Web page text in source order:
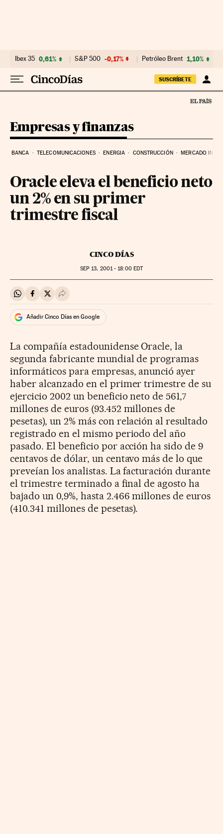
Ibex 35 0,61% S&P 500 -0,17% Petróleo Brent 1,10%
SUSCRÍBETE
Empresas y finanzas
BANCA TELECOMUNICACIONES ENERGIA CONSTRUCCIÓN MERCADO
Oracle eleva el beneficio neto
un 2% en su primer
trimestre fiscal
CINCO DÍAS
SEP 13, 2001 - 18:00EDT
Compartir en Whatsapp
Compartir en Facebook
Compartir en Twitter
Desplegar Redes Sociales
Añadir Cinco Días en Google
La compañía estadounidense Oracle, la
segunda fabricante mundial de programas
informáticos para empresas, anunció ayer
haber alcanzado en el primer trimestre de su
ejercicio 2002 un beneficio neto de 561,7
millones de euros (93.452 millones de
pesetas), un 2% más con relación al resultado
registrado en el mismo periodo del año
pasado. El beneficio por acción ha sido de 9
centavos de dólar, un centavo más de lo que
preveían los analistas. La facturación durante
el trimestre terminado a final de agosto ha
bajado un 0,9%, hasta 2.466 millones de euros
(410.341 millones de pesetas).